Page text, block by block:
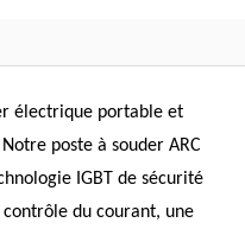
électrique portable et
poste à souder ARC
IGBT de sécurité
du courant, une